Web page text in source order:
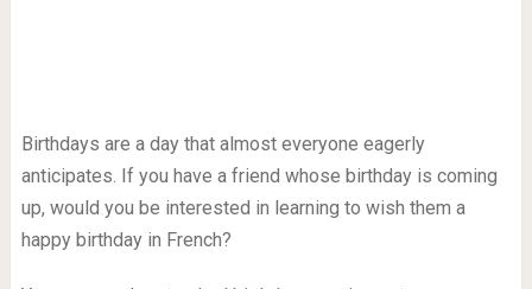
Birthdays are a day that almost everyone eagerly
anticipates. If you have a friend whose birthday is coming
up, would you be interested in learning to wish them a
happy birthday in French?